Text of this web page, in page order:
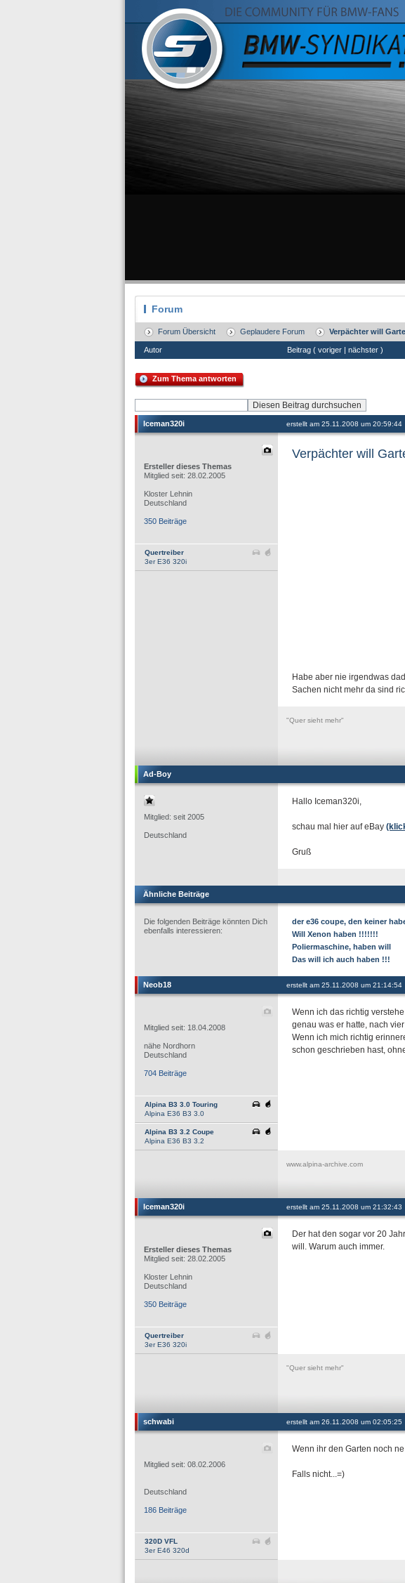
Forum
Forum Übersicht Geplaudere Forum Verpächter will
Autor Beitrag ( voriger | nächster )
Zum Thema antworten
Iceman320i erstellt am 25.11.2008 um 20:59:44
Ersteller dieses Themas
Mitglied seit: 28.02.2005
Kloster Lehnin
Deutschland
350 Beiträge
Quertreiber
3er E36 320i
Verpächter will
Habe aber nie irgendwas
Sachen nicht mehr da sind
"Quer sieht mehr"
Ad-Boy
Mitglied: seit 2005
Deutschland
Hallo Iceman320i,
schau mal hier auf eBay
Gruß
Ähnliche Beiträge
Die folgenden Beiträge könnten Dich
ebenfalls interessieren:
der e36 coupe, den keiner
Will Xenon haben !!!!!!!
Poliermaschine, haben will
Das will ich auch haben !!!
Neob18 erstellt am 25.11.2008 um 21:14:54
Mitglied seit: 18.04.2008
nähe Nordhorn
Deutschland
704 Beiträge
Alpina B3 3.0 Touring
Alpina E36 B3 3.0
Alpina B3 3.2 Coupe
Alpina E36 B3 3.2
Wenn ich das richtig
genau was er hatte, nach
Wenn ich mich richtig
schon geschrieben hast,
www.alpina-archive.com
Iceman320i erstellt am 25.11.2008 um 21:32:43
Ersteller dieses Themas
Mitglied seit: 28.02.2005
Kloster Lehnin
Deutschland
350 Beiträge
Quertreiber
3er E36 320i
Der hat den sogar vor 20
will. Warum auch immer.
"Quer sieht mehr"
schwabi erstellt am 26.11.2008 um 02:05:25
Mitglied seit: 08.02.2006
Deutschland
186 Beiträge
320D VFL
3er E46 320d
Wenn ihr den Garten noch
Falls nicht...=)